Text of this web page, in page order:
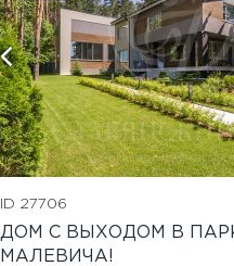
ID 27706
ДОМ С ВЫХОДОМ В
МАЛЕВИЧА!